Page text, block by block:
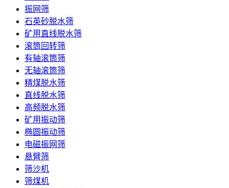
振网筛
石英砂脱水筛
矿用直线脱水筛
滚筒回转筛
有轴滚筒筛
无轴滚筒筛
精煤脱水筛
直线脱水筛
高频脱水筛
矿用振动筛
椭圆振动筛
电磁振网筛
悬臂筛
筛沙机
筛煤机